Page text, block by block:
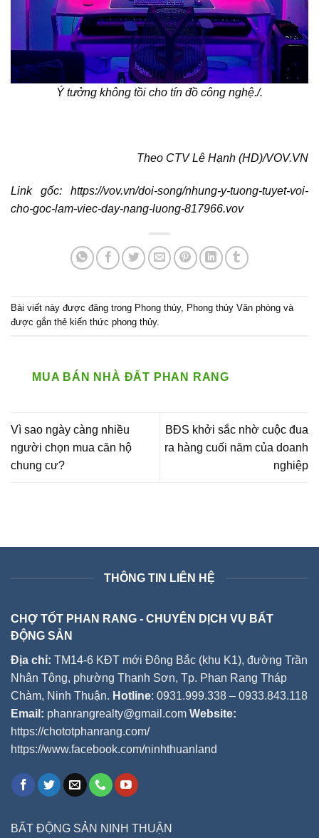
Ý tưởng không tồi cho tín đồ công nghệ./.
Theo CTV Lê Hạnh (HD)/VOV.VN
Link gốc: https://vov.vn/doi-song/nhung-y-tuong-tuyet-voi-
cho-goc-lam-viec-day-nang-luong-817966.vov
Bài viết này được đăng trong Phong thủy, Phong thủy Văn phòng và
được gắn thẻ kiến thức phong thủy.
MUA BÁN NHÀ ĐẤT PHAN RANG
Vì sao ngày càng nhiều
người chọn mua căn hộ
chung cư?
BĐS khởi sắc nhờ cuộc đua
ra hàng cuối năm của doanh
nghiệp
THÔNG TIN LIÊN HỆ
CHỢ TỐT PHAN RANG - CHUYÊN DỊCH VỤ BẤT
ĐỘNG SẢN
Địa chỉ: TM14-6 KĐT mới Đông Bắc (khu K1), đường Trần
Nhân Tông, phường Thanh Sơn, Tp. Phan Rang Tháp
Chàm, Ninh Thuận. Hotline: 0931.999.338 – 0933.843.118
Email: phanrangrealty@gmail.com Website:
https://chototphanrang.com/
https://www.facebook.com/ninhthuanland
BẤT ĐỘNG SẢN NINH THUẬN